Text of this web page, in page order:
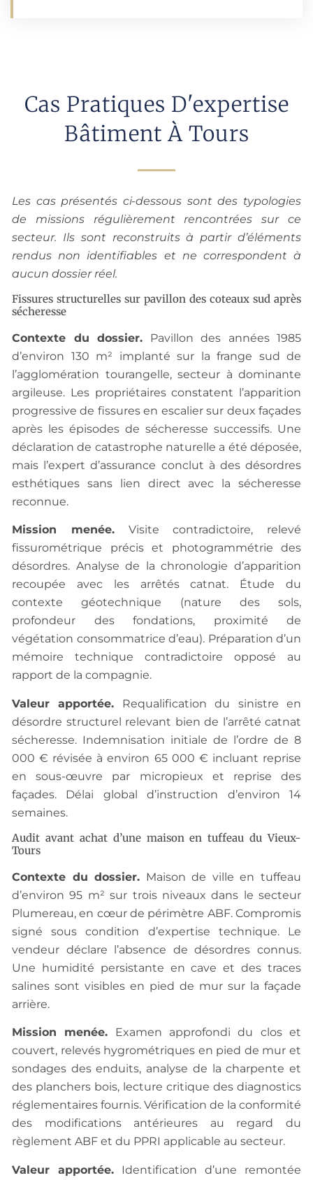
Cas Pratiques D'expertise
Bâtiment À Tours
Les cas présentés ci-dessous sont des typologies
de missions régulièrement rencontrées sur ce
secteur. Ils sont reconstruits à partir d’éléments
rendus non identifiables et ne correspondent à
aucun dossier réel.
Fissures structurelles sur pavillon des coteaux sud après
sécheresse
Contexte du dossier. Pavillon des années 1985
d’environ 130 m² implanté sur la frange sud de
l’agglomération tourangelle, secteur à dominante
argileuse. Les propriétaires constatent l’apparition
progressive de fissures en escalier sur deux façades
après les épisodes de sécheresse successifs. Une
déclaration de catastrophe naturelle a été déposée,
mais l’expert d’assurance conclut à des désordres
esthétiques sans lien direct avec la sécheresse
reconnue.
Mission menée.Visite contradictoire, relevé
fissurométrique précis et photogrammétrie des
désordres. Analyse de la chronologie d’apparition
recoupée avec les arrêtés catnat. Étude du
contexte géotechnique (nature des sols,
profondeur des fondations, proximité de
végétation consommatrice d’eau). Préparation d’un
mémoire technique contradictoire opposé au
rapport de la compagnie.
Valeur apportée. Requalification du sinistre en
désordre structurel relevant bien de l’arrêté catnat
sécheresse. Indemnisation initiale de l’ordre de 8
000 € révisée à environ 65 000 € incluant reprise
en sous-œuvre par micropieux et reprise des
façades. Délai global d’instruction d’environ 14
semaines.
Audit avant achat d’une maison en tuffeau du Vieux-
Tours
Contexte du dossier. Maison de ville en tuffeau
d’environ 95 m² sur trois niveaux dans le secteur
Plumereau, en cœur de périmètre ABF. Compromis
signé sous condition d’expertise technique. Le
vendeur déclare l’absence de désordres connus.
Une humidité persistante en cave et des traces
salines sont visibles en pied de mur sur la façade
arrière.
Mission menée. Examen approfondi du clos et
couvert, relevés hygrométriques en pied de mur et
sondages des enduits, analyse de la charpente et
des planchers bois, lecture critique des diagnostics
réglementaires fournis. Vérification de la conformité
des modifications antérieures au regard du
règlement ABF et du PPRI applicable au secteur.
Valeur apportée. Identification d’une remontée